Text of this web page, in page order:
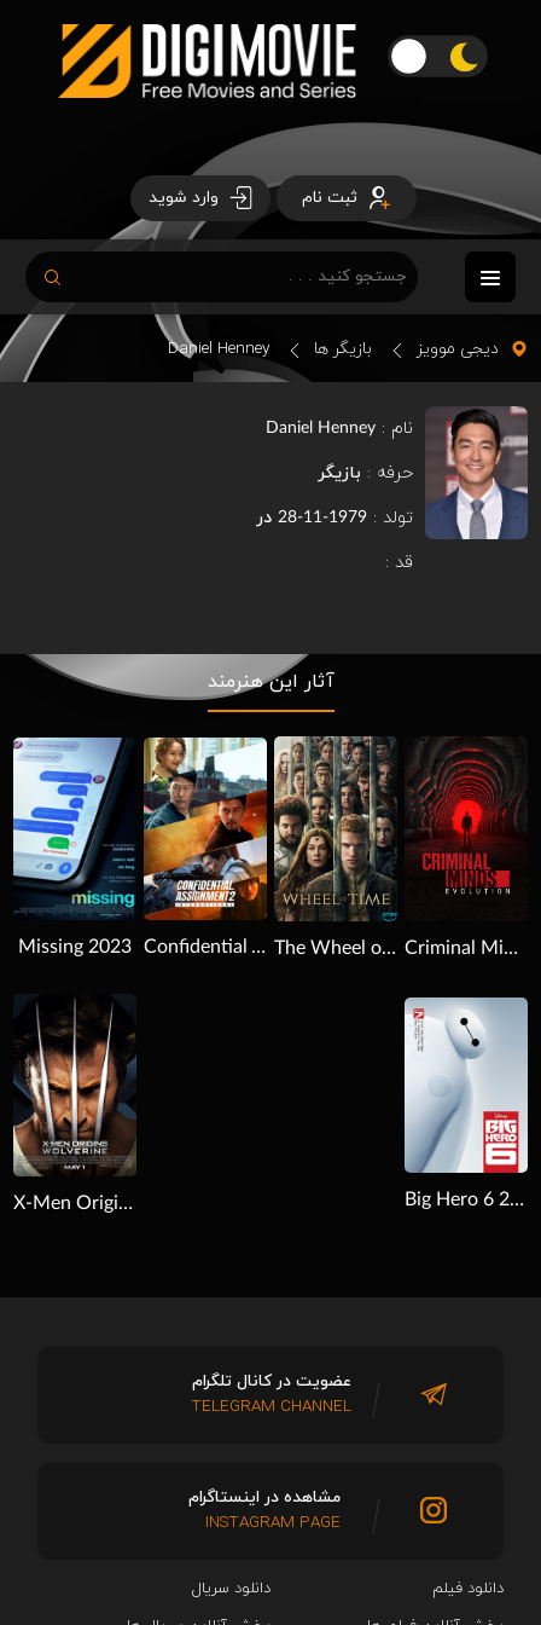
ثبت نام وارد شوید
دیجی موویز بازیگر ها Daniel Henney
نام : Daniel Henney
حرفه : بازیگر
تولد : 1979-11-28
در
قد :
آثار این هنرمند
Download
Criminal Minds 2005
Download
The Wheel of Time 2021
Download
Confidential Assignment 2: International 2022
Missing 2023
Big Hero 6 2014
X-Men Origins: Wolverine 2009
دانلود فیلم
دانلود سریال‌
عضویت در کانال تلگرام
TELEGRAM CHANNEL
مشاهده در اینستاگرام
INSTAGRAM PAGE